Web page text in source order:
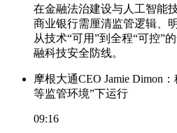
在金融法治建设与人工智能
商业银行需厘清监管逻辑、
从技术“可用”到全程“可控”
融科技安全防线。
摩根大通CEO Jamie Dimon
等监管环境”下运行
09:16